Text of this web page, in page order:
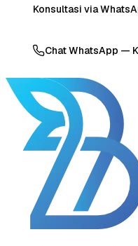
Konsultasi via
Chat WhatsApp —